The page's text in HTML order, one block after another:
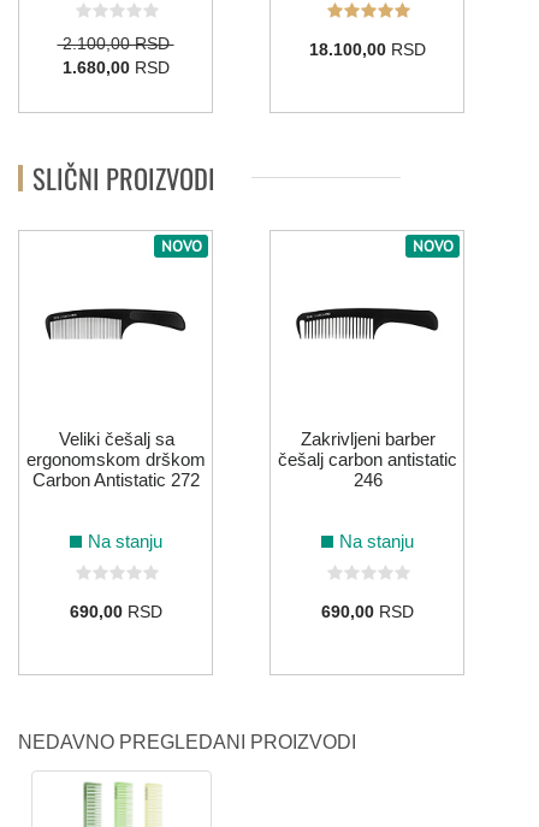
2.100,00 RSD
1.680,00RSD
18.100,00RSD
SLIČNI PROIZVODI
NOVO
Veliki češalj sa
ergonomskom drškom
Carbon Antistatic 272
Na stanju
690,00RSD
NOVO
Zakrivljeni barber
češalj carbon antistatic
246
Na stanju
690,00RSD
NEDAVNO PREGLEDANI PROIZVODI